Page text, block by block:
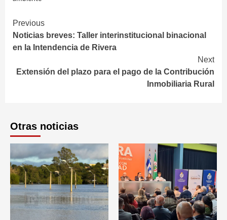
Continue
Reading
Previous
Noticias breves: Taller interinstitucional binacional
en la Intendencia de Rivera
Next
Extensión del plazo para el pago de la Contribución
Inmobiliaria Rural
Otras noticias